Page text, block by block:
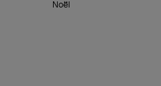
Noël